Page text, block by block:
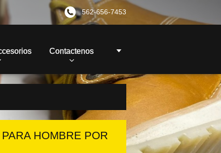
562-656-7453
Contactenos
HOMBRE POR